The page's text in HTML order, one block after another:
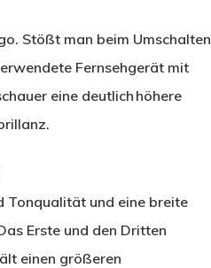
Stößt man beim Umschalten
Fernsehgerät mit
eine deutlich höhere
Tonqualität und eine breite
Erste und den Dritten
einen größeren